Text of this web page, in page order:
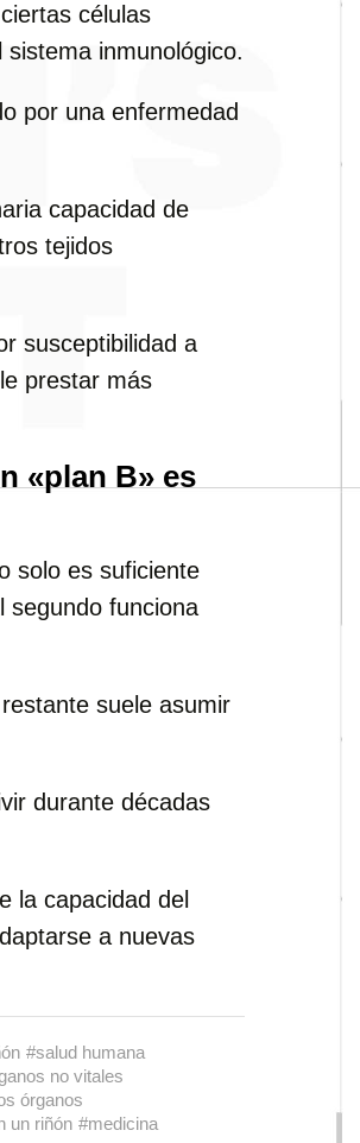
células
inmunológico.
por una enfermedad
capacidad de
tejidos
susceptibilidad a
prestar más
«plan B» es
solo es suficiente
segundo funciona
suele asumir
durante décadas
la capacidad del
a nuevas
#salud humana
no vitales
órganos
un riñón #medicina